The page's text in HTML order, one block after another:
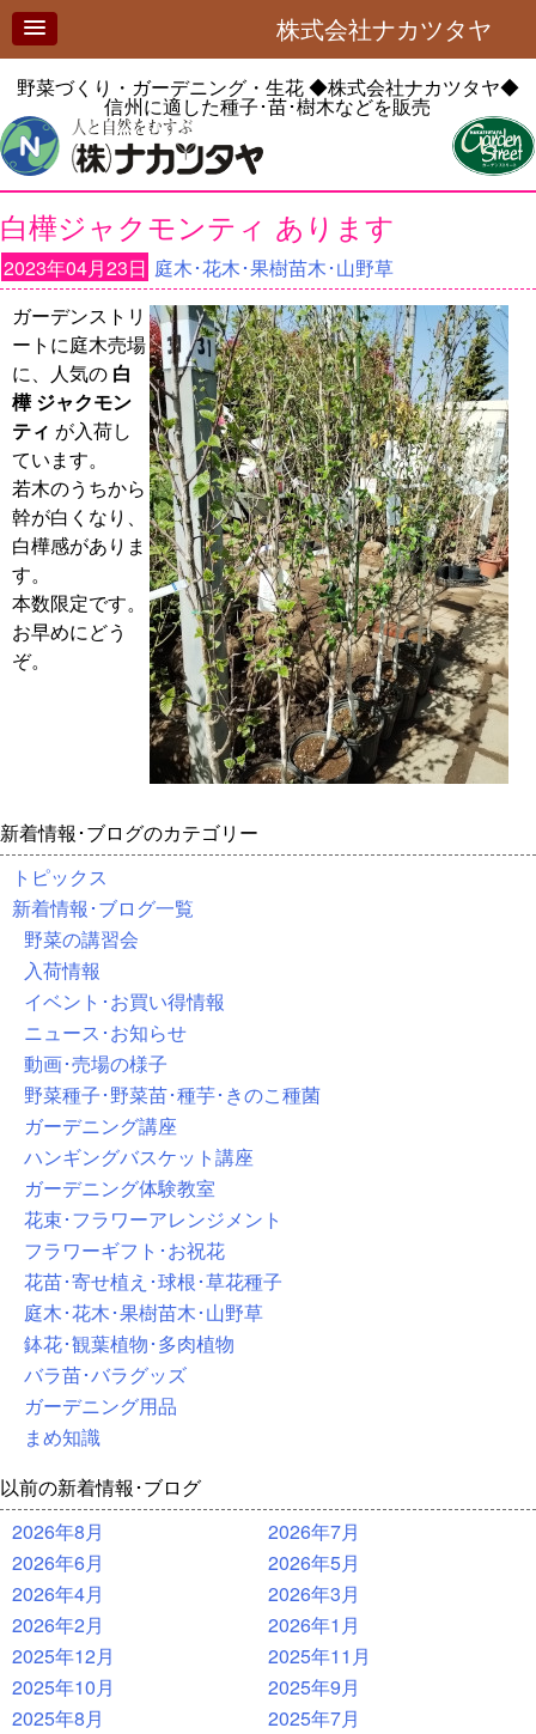
株式会社ナカツタヤ
野菜づくり・ガーデニング・生花◆株式会社ナカツタヤ◆
信州に適した種子･苗･樹木などを販売
白樺ジャクモンティ あります
2023年04月23日 庭木･花木･果樹苗木･山野草
ガーデンストリ
ートに庭木売場
に、人気の 白
樺 ジャクモン
ティ が入荷し
ています。
若木のうちから
幹が白くなり、
白樺感がありま
す。
本数限定です。
お早めにどう
ぞ。
新着情報･ブログのカテゴリー
トピックス
新着情報･ブログ一覧
野菜の講習会
入荷情報
イベント･お買い得情報
ニュース･お知らせ
動画･売場の様子
野菜種子･野菜苗･種芋･きのこ種菌
ガーデニング講座
ハンギングバスケット講座
ガーデニング体験教室
花束･フラワーアレンジメント
フラワーギフト･お祝花
花苗･寄せ植え･球根･草花種子
庭木･花木･果樹苗木･山野草
鉢花･観葉植物･多肉植物
バラ苗･バラグッズ
ガーデニング用品
まめ知識
以前の新着情報･ブログ
2026年8月
2026年7月
2026年6月
2026年5月
2026年4月
2026年3月
2026年2月
2026年1月
2025年12月
2025年11月
2025年10月
2025年9月
2025年8月
2025年7月